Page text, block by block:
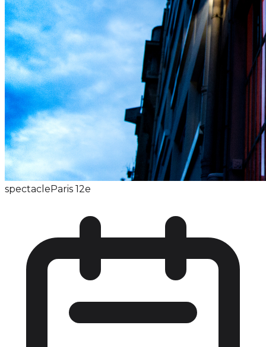
spectacleParis 12e